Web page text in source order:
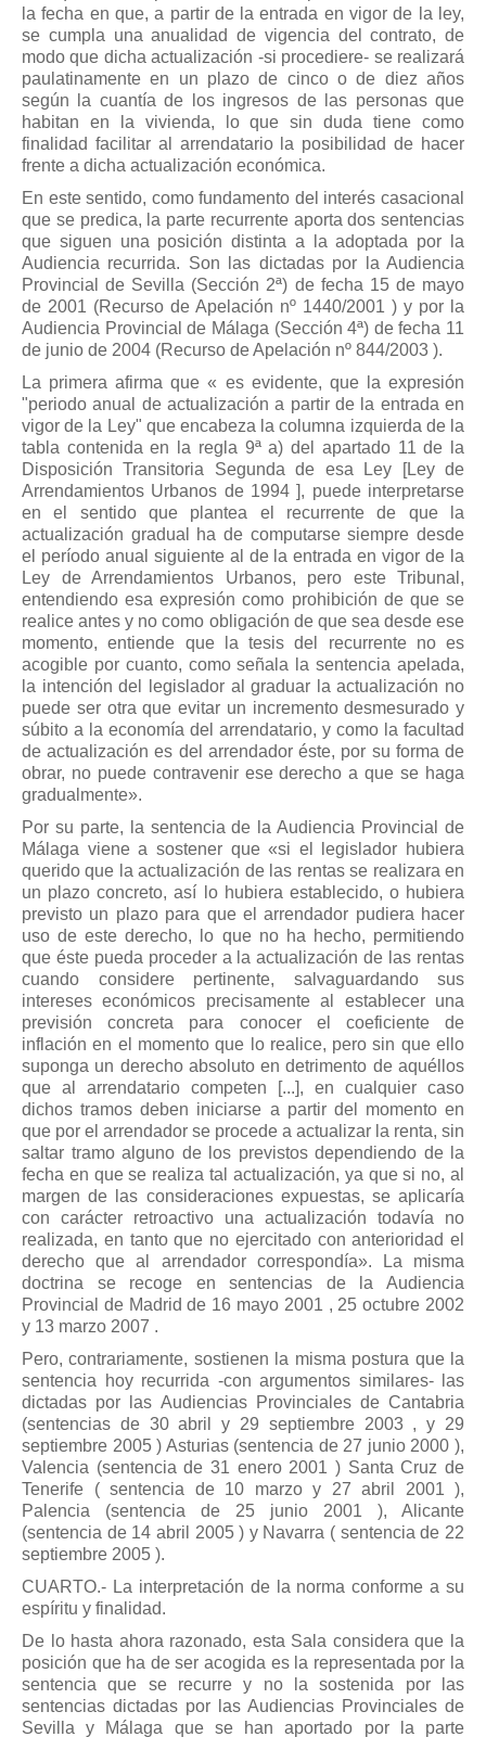
la fecha en que, a partir de la entrada en vigor de la ley,
se cumpla una anualidad de vigencia del contrato, de
modo que dicha actualización -si procediere- se realizará
paulatinamente en un plazo de cinco o de diez años
según la cuantía de los ingresos de las personas que
habitan en la vivienda, lo que sin duda tiene como
finalidad facilitar al arrendatario la posibilidad de hacer
frente a dicha actualización económica.
En este sentido, como fundamento del interés casacional
que se predica, la parte recurrente aporta dos sentencias
que siguen una posición distinta a la adoptada por la
Audiencia recurrida. Son las dictadas por la Audiencia
Provincial de Sevilla (Sección 2ª) de fecha 15 de mayo
de 2001 (Recurso de Apelación nº 1440/2001 ) y por la
Audiencia Provincial de Málaga (Sección 4ª) de fecha 11
de junio de 2004 (Recurso de Apelación nº 844/2003 ).
La primera afirma que « es evidente, que la expresión
"periodo anual de actualización a partir de la entrada en
vigor de la Ley" que encabeza la columna izquierda de la
tabla contenida en la regla 9ª a) del apartado 11 de la
Disposición Transitoria Segunda de esa Ley [Ley de
Arrendamientos Urbanos de 1994 ], puede interpretarse
en el sentido que plantea el recurrente de que la
actualización gradual ha de computarse siempre desde
el período anual siguiente al de la entrada en vigor de la
Ley de Arrendamientos Urbanos, pero este Tribunal,
entendiendo esa expresión como prohibición de que se
realice antes y no como obligación de que sea desde ese
momento, entiende que la tesis del recurrente no es
acogible por cuanto, como señala la sentencia apelada,
la intención del legislador al graduar la actualización no
puede ser otra que evitar un incremento desmesurado y
súbito a la economía del arrendatario, y como la facultad
de actualización es del arrendador éste, por su forma de
obrar, no puede contravenir ese derecho a que se haga
gradualmente».
Por su parte, la sentencia de la Audiencia Provincial de
Málaga viene a sostener que «si el legislador hubiera
querido que la actualización de las rentas se realizara en
un plazo concreto, así lo hubiera establecido, o hubiera
previsto un plazo para que el arrendador pudiera hacer
uso de este derecho, lo que no ha hecho, permitiendo
que éste pueda proceder a la actualización de las rentas
cuando considere pertinente, salvaguardando sus
intereses económicos precisamente al establecer una
previsión concreta para conocer el coeficiente de
inflación en el momento que lo realice, pero sin que ello
suponga un derecho absoluto en detrimento de aquéllos
que al arrendatario competen [...], en cualquier caso
dichos tramos deben iniciarse a partir del momento en
que por el arrendador se procede a actualizar la renta, sin
saltar tramo alguno de los previstos dependiendo de la
fecha en que se realiza tal actualización, ya que si no, al
margen de las consideraciones expuestas, se aplicaría
con carácter retroactivo una actualización todavía no
realizada, en tanto que no ejercitado con anterioridad el
derecho que al arrendador correspondía». La misma
doctrina se recoge en sentencias de la Audiencia
Provincial de Madrid de 16 mayo 2001 , 25 octubre 2002
y 13 marzo 2007 .
Pero, contrariamente, sostienen la misma postura que la
sentencia hoy recurrida -con argumentos similares- las
dictadas por las Audiencias Provinciales de Cantabria
(sentencias de 30 abril y 29 septiembre 2003 , y 29
septiembre 2005 ) Asturias (sentencia de 27 junio 2000 ),
Valencia (sentencia de 31 enero 2001 ) Santa Cruz de
Tenerife ( sentencia de 10 marzo y 27 abril 2001 ),
Palencia (sentencia de 25 junio 2001 ), Alicante
(sentencia de 14 abril 2005 ) y Navarra ( sentencia de 22
septiembre 2005 ).
CUARTO.- La interpretación de la norma conforme a su
espíritu y finalidad.
De lo hasta ahora razonado, esta Sala considera que la
posición que ha de ser acogida es la representada por la
sentencia que se recurre y no la sostenida por las
sentencias dictadas por las Audiencias Provinciales de
Sevilla y Málaga que se han aportado por la parte